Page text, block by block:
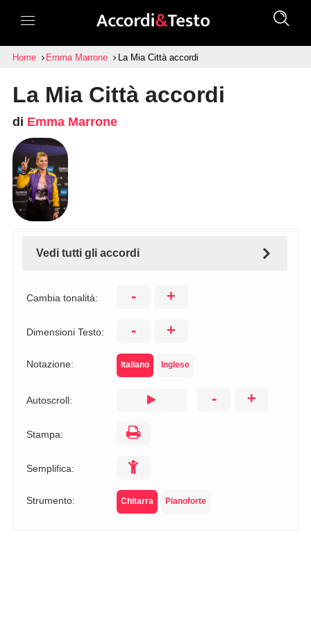
Home Emma Marrone La Mia Città accordi
La Mia Città accordi
di Emma Marrone
Vedi tutti gli accordi
Cambia tonalità: - +
Dimensioni Testo: - +
Notazione: Italiano Inglese
Autoscroll: - +
Stampa:
Semplifica:
Strumento: Chitarra Pianoforte